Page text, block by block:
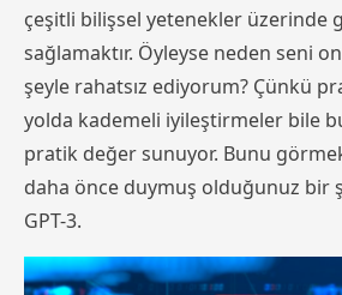
çeşitli bilişsel yetenekler üzerinde
sağlamaktır. Öyleyse neden seni
şeyle rahatsız ediyorum? Çünkü
yolda kademeli iyileştirmeler bile
pratik değer sunuyor. Bunu
daha önce duymuş olduğunuz bir
GPT-3.